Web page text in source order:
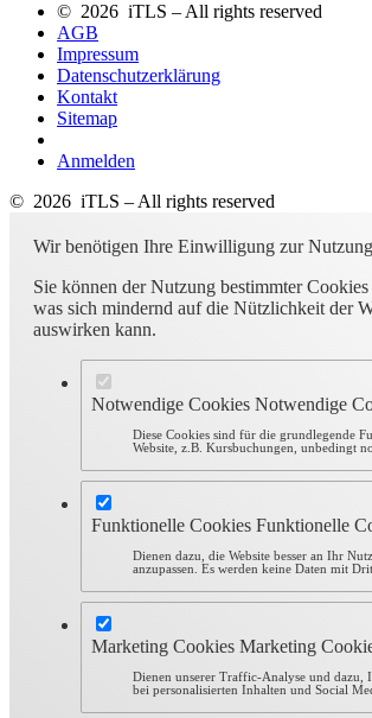
© 2026 iTLS – All rights reserved
AGB
Impressum
Datenschutzerklärung
Kontakt
Sitemap
Anmelden
© 2026 iTLS – All rights reserved
Wir benötigen Ihre Einwilligung zur
Sie können der Nutzung bestimmter
was sich mindernd auf die Nützlichkeit der
auswirken kann.
Notwendige Cookies Notwendige
Diese Cookies sind für die grundlegende
Website, z.B. Kursbuchungen, unbedingt
Funktionelle Cookies Funktionelle
Dienen dazu, die Website besser an Ihr
anzupassen. Es werden keine Daten mit
Marketing Cookies Marketing
Dienen unserer Traffic-Analyse und dazu,
bei personalisierten Inhalten und Social